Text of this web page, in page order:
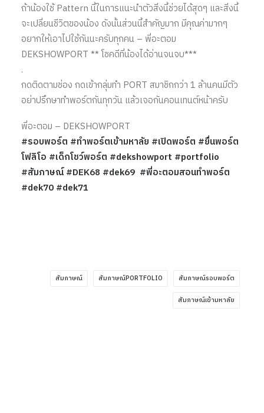
ถ้าน้องใช้ Pattern นี้ในการแนะนำตัวสิ่งนี้ช่วยได้สุดๆ และสิ่งนี้
จะเปลี่ยนชีวิตของน้อง ดังนั้นส่วนนี้สำคัญมาก มีคุณค่ามากๆ
อยากให้เอาไปใช้กันนะครับทุกคน – พี่อะตอม
DEKSHOWPORT ** โชคดีที่น้องได้อ่านจนจบ***
.
กดติดตามช่อง กดเข้ากลุ่มทำ PORT สมาชิกกว่า 1 ล้านคนมีตัว
อย่าปรึกษาทำพอร์ตกันทุกวัน แล้วเจอกันคอนเทนต์หน้าครับ
พี่อะตอม – DEKSHOWPORT
#รอบพอร์ต #ทำพอร์ตเข้ามหาลัย #เปิดพอร์ต #ยื่นพอร์ต
โฟลิโอ #เด็กโชว์พอร์ต #dekshowport #portfolio
#สัมภาษณ์ #DEK68 #dek69 #พี่อะตอมสอนทำพอร์ต
#dek70 #dek71
สัมภาษณ์ สัมภาษณ์PORTFOLIO สัมภาษณ์รอบพอร์ต
สัมภาษณ์เข้ามหาลัย